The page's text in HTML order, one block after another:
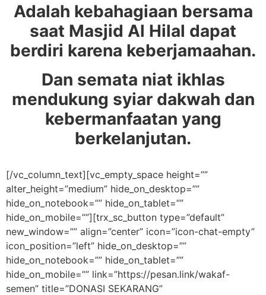
Adalah kebahagiaan bersama
saat Masjid Al Hilal dapat
berdiri karena keberjamaahan.
Dan semata niat ikhlas
mendukung syiar dakwah dan
kebermanfaatan yang
berkelanjutan.
[/vc_column_text][vc_empty_space height=””
alter_height=”medium” hide_on_desktop=””
hide_on_notebook=”” hide_on_tablet=””
hide_on_mobile=””][trx_sc_button type=”default”
new_window=”” align=”center” icon=”icon-chat-empty”
icon_position=”left” hide_on_desktop=””
hide_on_notebook=”” hide_on_tablet=””
hide_on_mobile=”” link=”https://pesan.link/wakaf-
semen” title=”DONASI SEKARANG”